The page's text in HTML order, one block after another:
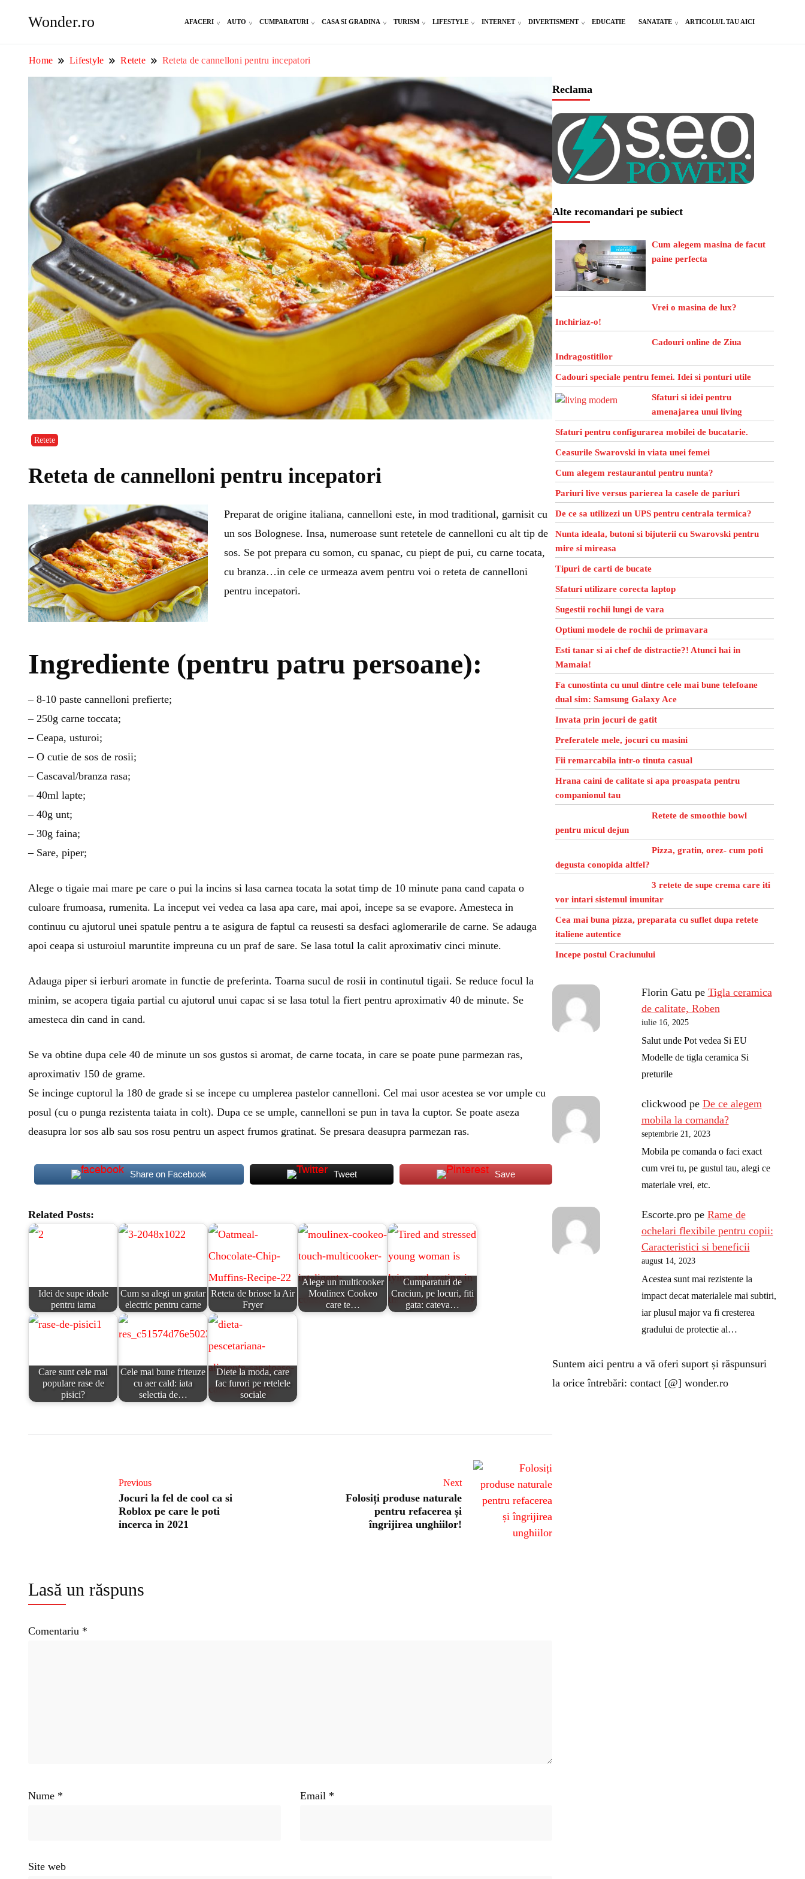
Wonder.ro AFACERI AUTO CUMPARATURI CASA SI GRADINA TURISM LIFESTYLE INTERNET DIVERTISMENT EDUCATIE SANATATE ARTICOLUL TAU AICI
Home Lifestyle Retete Reteta de cannelloni pentru incepatori
Retete
Reteta de cannelloni pentru incepatori
Preparat de origine italiana, cannelloni este, in mod traditional, garnisit cu
un sos Bolognese. Insa, numeroase sunt retetele de cannelloni cu alt tip de
sos. Se pot prepara cu somon, cu spanac, cu piept de pui, cu carne tocata,
cu branza…in cele ce urmeaza avem pentru voi o reteta de cannelloni
pentru incepatori.
Ingrediente (pentru patru persoane):
– 8-10 paste cannelloni prefierte;
– 250g carne toccata;
– Ceapa, usturoi;
– O cutie de sos de rosii;
– Cascaval/branza rasa;
– 40ml lapte;
– 40g unt;
– 30g faina;
– Sare, piper;
Alege o tigaie mai mare pe care o pui la incins si lasa carnea tocata la sotat timp de 10 minute pana cand capata o
culoare frumoasa, rumenita. La inceput vei vedea ca lasa apa care, mai apoi, incepe sa se evapore. Amesteca in
continuu cu ajutorul unei spatule pentru a te asigura de faptul ca reusesti sa desfaci aglomerarile de carne. Se adauga
apoi ceapa si usturoiul maruntite impreuna cu un praf de sare. Se lasa totul la calit aproximativ cinci minute.
Adauga piper si ierburi aromate in functie de preferinta. Toarna sucul de rosii in continutul tigaii. Se reduce focul la
minim, se acopera tigaia partial cu ajutorul unui capac si se lasa totul la fiert pentru aproximativ 40 de minute. Se
amesteca din cand in cand.
Se va obtine dupa cele 40 de minute un sos gustos si aromat, de carne tocata, in care se poate pune parmezan ras,
aproximativ 150 de grame.
Se incinge cuptorul la 180 de grade si se incepe cu umplerea pastelor cannelloni. Cel mai usor acestea se vor umple cu
posul (cu o punga rezistenta taiata in colt). Dupa ce se umple, cannelloni se pun in tava la cuptor. Se poate aseza
deasupra lor sos alb sau sos rosu pentru un aspect frumos gratinat. Se presara deasupra parmezan ras.
Share on Facebook Tweet Save
Related Posts:
Idei de supe ideale
pentru iarna
Cum sa alegi un gratar
electric pentru carne
Reteta de briose la Air
Fryer
Alege un multicooker
Moulinex Cookeo
care te…
Cumparaturi de
Craciun, pe locuri, fiti
gata: cateva…
Care sunt cele mai
populare rase de
pisici?
Cele mai bune friteuze
cu aer cald: iata
selectia de…
Diete la moda, care
fac furori pe retelele
sociale
Previous
Jocuri la fel de cool ca si
Roblox pe care le poti
incerca in 2021
Next
Folosiți produse naturale
pentru refacerea și
îngrijirea unghiilor!
Lasă un răspuns
Comentariu *
Nume * Email *
Site web
Reclama
Alte recomandari pe subiect
Cum alegem masina de facut
paine perfecta
Vrei o masina de lux?
Inchiriaz-o!
Cadouri online de Ziua
Indragostitilor
Cadouri speciale pentru femei. Idei si ponturi utile
Sfaturi si idei pentru
amenajarea unui living
Sfaturi pentru configurarea mobilei de bucatarie.
Ceasurile Swarovski in viata unei femei
Cum alegem restaurantul pentru nunta?
Pariuri live versus parierea la casele de pariuri
De ce sa utilizezi un UPS pentru centrala termica?
Nunta ideala, butoni si bijuterii cu Swarovski pentru
mire si mireasa
Tipuri de carti de bucate
Sfaturi utilizare corecta laptop
Sugestii rochii lungi de vara
Optiuni modele de rochii de primavara
Esti tanar si ai chef de distractie?! Atunci hai in
Mamaia!
Fa cunostinta cu unul dintre cele mai bune telefoane
dual sim: Samsung Galaxy Ace
Invata prin jocuri de gatit
Preferatele mele, jocuri cu masini
Fii remarcabila intr-o tinuta casual
Hrana caini de calitate si apa proaspata pentru
companionul tau
Retete de smoothie bowl
pentru micul dejun
Pizza, gratin, orez- cum poti
degusta conopida altfel?
3 retete de supe crema care iti
vor intari sistemul imunitar
Cea mai buna pizza, preparata cu suflet dupa retete
italiene autentice
Incepe postul Craciunului
Florin Gatupe Tigla ceramica
de calitate, Roben
iulie 16, 2025
Salut unde Pot vedea Si EU
Modelle de tigla ceramica Si
preturile
clickwood pe De ce alegem
mobila la comanda?
septembrie 21, 2023
Mobila pe comanda o faci exact
cum vrei tu, pe gustul tau, alegi ce
materiale vrei, etc.
Escorte.prope Rame de
ochelari flexibile pentru copii:
Caracteristici si beneficii
august 14, 2023
Acestea sunt mai rezistente la
impact decat materialele mai subtiri,
iar plusul major va fi cresterea
gradului de protectie al…
Suntem aici pentru a vă oferi suport și răspunsuri
la orice întrebări: contact [@] wonder.ro